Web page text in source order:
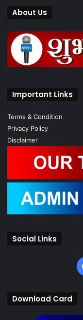
About Us
Important Links
Terms & Condition
Privacy Policy
Disclaimer
Social Links
Download Card